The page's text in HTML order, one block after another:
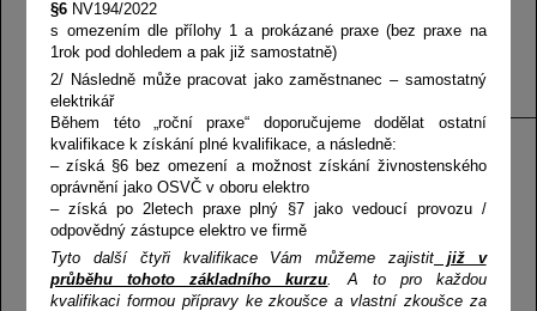
osnovy) včetně volných dnů vždy zasíláme před zahájením kurzu.
Kurz vyučuje tým zkušených lektorů:Ing. Jiří Šrámek, Ing.
Marek Laurenčík, MBA., Miroslav Pařízek, Miloš Slavík, Ing. Oldřich
Bartůněk a další odborníci k některým dílčím tématům kurzu.
Uvedená kvalifikace je jedna z pěti dílčích kvalifikací. Po
získání všech pěti kvalifikací obdrží účastník tzv.plnou
kvalifikaci pro práci v elektrotechnice
příslušnouzkoušku dle NV 194/2022 Sb.
Dílčí kvalifikace, které dávají plnou kvalifikaci pro práce v
elektrotechnice:
Montér hromosvodů
Montér elektrických sítí
§6 NV194/2022
s omezením dle přílohy 1 a prokázané praxe (bez praxe na
1rok pod dohledem a pak již samostatně)
2/ Následně může pracovat jako zaměstnanec – samostatný
elektrikář
Během této „roční praxe“ doporučujeme dodělat ostatní
kvalifikace k získání plné kvalifikace, a následně:
– získá §6 bez omezení a možnost získání živnostenského
oprávnění jako OSVČ v oboru elektro
– získá po 2letech praxe plný §7 jako vedoucí provozu /
odpovědný zástupce elektro ve firmě
Tyto další čtyři kvalifikace Vám můžeme zajistit již v
průběhu tohoto základního kurzu. A to pro každou
kvalifikaci formou přípravy ke zkoušce a vlastní zkoušce za